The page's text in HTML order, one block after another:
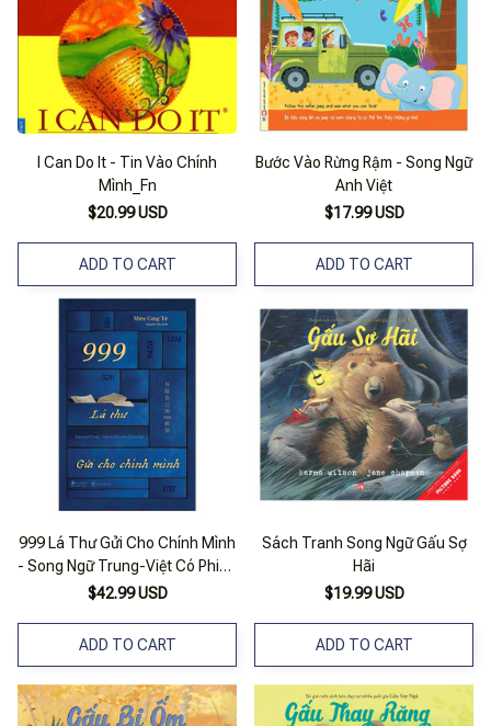
I Can Do It - Tin Vào Chính
Mình_Fn
$20.99 USD
ADD TO CART
Bước Vào Rừng Rậm - Song Ngữ
Anh Việt
$17.99 USD
ADD TO CART
999 Lá Thư Gửi Cho Chính Mình
- Song Ngữ Trung-Việt Có Phiên
Âm (Toàn Tập)
$42.99 USD
ADD TO CART
Sách Tranh Song Ngữ Gấu Sợ
Hãi
$19.99 USD
ADD TO CART